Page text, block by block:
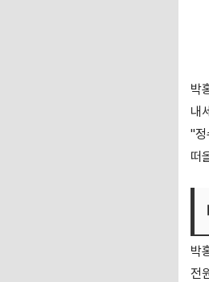
박
내
"정
떠
박
전